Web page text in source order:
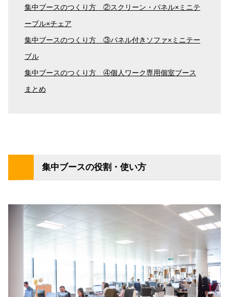
集中ブースのつくり方 ②スクリーン・パネル×ミニテ
ーブル×チェア
集中ブースのつくり方 ③パネル付きソファ×ミニテー
ブル
集中ブースのつくり方 ④個人ワーク専用個室ブース
まとめ
集中ブースの役割・使い方